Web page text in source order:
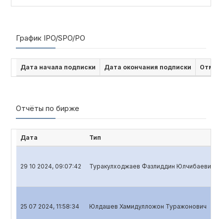
График IPO/SPO/PO
Дата начала подписки Дата окончания подписки
Отчёты по бирже
Дата Тип
29 10 2024, 09:07:42 Туракулходжаев Фазлиддин Юлчибаевич
25 07 2024, 11:58:34 Юлдашев Хамидулложон Туражонович